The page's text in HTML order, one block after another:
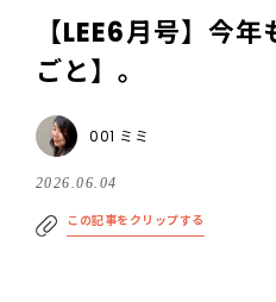
【LEE6月号】今
ごと】。
001 ミミ
2026.06.04
この記事をクリップする